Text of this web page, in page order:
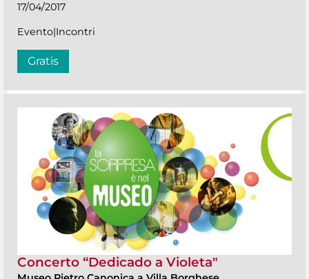
17/04/2017
Evento|Incontri
Gratis
Concerto “Dedicado a Violeta"